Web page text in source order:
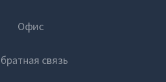
Офис
связь